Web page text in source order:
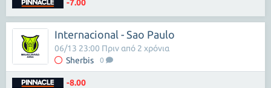
-7.00
Internacional - Sao Paulo
Sherbis 0
06/13 23:00 Πριν από 2 χρόνια
-8.00